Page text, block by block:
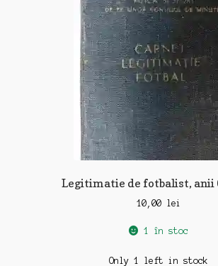
Legitimatie de fotbalist, anii
10,00 lei
1 în stoc
Only 1 left in stock